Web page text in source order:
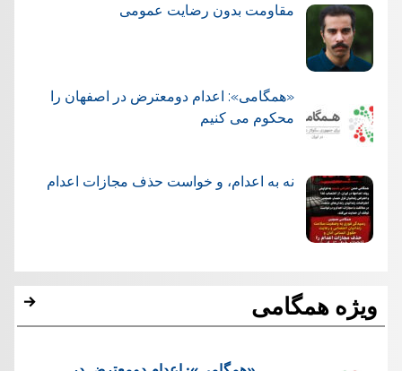
مقاومت بدون رضایت عمومی
«همگامی»: اعدام دومعترض در اصفهان را
محکوم می کنیم
نه به اعدام، و خواست حذف مجازات اعدام
ویژه همگامی